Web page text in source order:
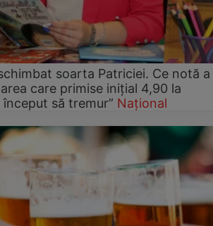
soarta Patriciei. Ce notă a
care primise inițial 4,90 la
să tremur” Național